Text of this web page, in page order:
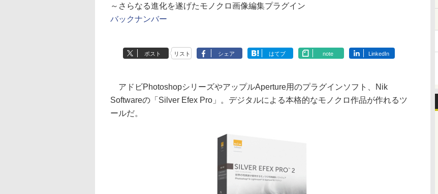
～さらなる進化を遂げたモノクロ画像編集プラグイン
バックナンバー
ポスト リスト シェア はてブ note LinkedIn
アドビPhotoshopシリーズやアップルAperture用のプラグインソフト、Nik
Softwareの「Silver Efex Pro」。デジタルによる本格的なモノクロ作品が作れるツ
ールだ。